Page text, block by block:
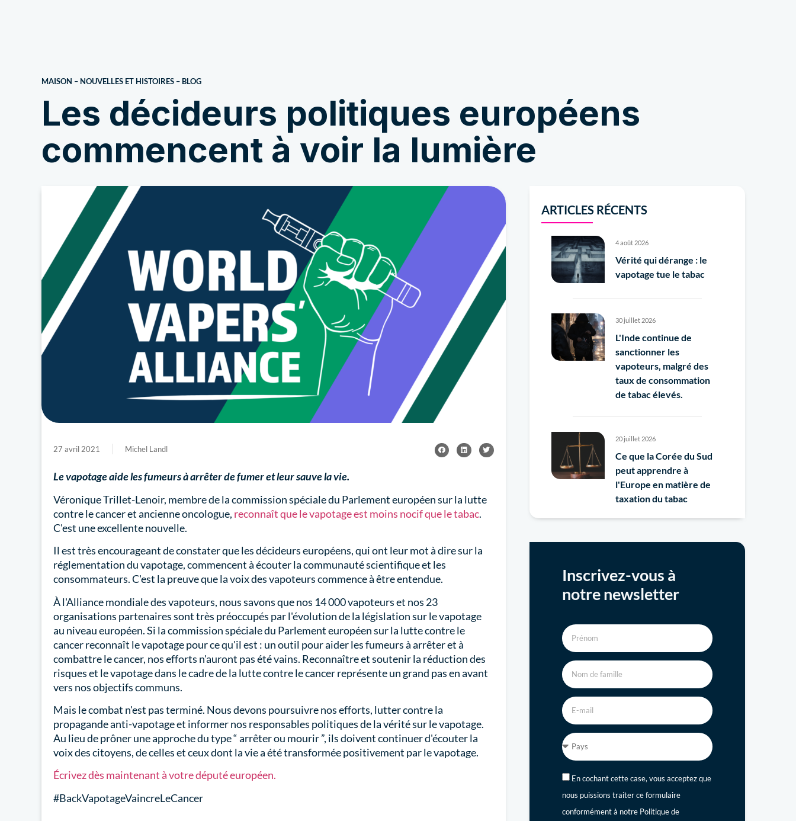
MAISON – NOUVELLES ET HISTOIRES – BLOG
Les décideurs politiques européens
commencent à voir la lumière
27 avril 2021 Michel Landl
Le vapotage aide les fumeurs à arrêter de fumer et leur sauve la vie.
Véronique Trillet-Lenoir, membre de la commission spéciale du Parlement européen sur la lutte
contre le cancer et ancienne oncologue, reconnaît que le vapotage est moins nocif que le tabac.
C'est une excellente nouvelle.
Il est très encourageant de constater que les décideurs européens, qui ont leur mot à dire sur la
réglementation du vapotage, commencent à écouter la communauté scientifique et les
consommateurs. C'est la preuve que la voix des vapoteurs commence à être entendue.
À l'Alliance mondiale des vapoteurs, nous savons que nos 14 000 vapoteurs et nos 23
organisations partenaires sont très préoccupés par l'évolution de la législation sur le vapotage
au niveau européen. Si la commission spéciale du Parlement européen sur la lutte contre le
cancer reconnaît le vapotage pour ce qu'il est : un outil pour aider les fumeurs à arrêter et à
combattre le cancer, nos efforts n'auront pas été vains. Reconnaître et soutenir la réduction des
risques et le vapotage dans le cadre de la lutte contre le cancer représente un grand pas en avant
vers nos objectifs communs.
Mais le combat n'est pas terminé. Nous devons poursuivre nos efforts, lutter contre la
propagande anti-vapotage et informer nos responsables politiques de la vérité sur le vapotage.
Au lieu de prôner une approche du type “ arrêter ou mourir ”, ils doivent continuer d'écouter la
voix des citoyens, de celles et ceux dont la vie a été transformée positivement par le vapotage.
Écrivez dès maintenant à votre député européen.
#BackVapotageVaincreLeCancer
ARTICLES RÉCENTS
4 août 2026
Vérité qui dérange : le
vapotage tue le tabac
30 juillet 2026
L'Inde continue de
sanctionner les
vapoteurs, malgré des
taux de consommation
de tabac élevés.
20 juillet 2026
Ce que la Corée du Sud
peut apprendre à
l'Europe en matière de
taxation du tabac
Inscrivez-vous à
notre newsletter
En cochant cette case, vous acceptez que
nous puissions traiter ce formulaire
conformément à notre Politique de